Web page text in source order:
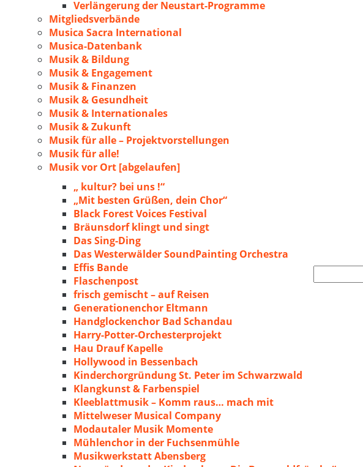
nach:
Verlängerung der Neustart-Programme
Mitgliedsverbände
Musica Sacra International
Musica-Datenbank
Musik & Bildung
Musik & Engagement
Musik & Finanzen
Musik & Gesundheit
Musik & Internationales
Musik & Zukunft
Musik für alle – Projektvorstellungen
Musik für alle!
Musik vor Ort [abgelaufen]
„ kultur? bei uns !“
„Mit besten Grüßen, dein Chor“
Black Forest Voices Festival
Bräunsdorf klingt und singt
Das Sing-Ding
Das Westerwälder SoundPainting Orchestra
Effis Bande
Flaschenpost
frisch gemischt – auf Reisen
Generationenchor Eltmann
Handglockenchor Bad Schandau
Harry-Potter-Orchesterprojekt
Hau Drauf Kapelle
Hollywood in Bessenbach
Kinderchorgründung St. Peter im Schwarzwald
Klangkunst & Farbenspiel
Kleeblattmusik – Komm raus… mach mit
Mittelweser Musical Company
Modautaler Musik Momente
Mühlenchor in der Fuchsenmühle
Musikwerkstatt Abensberg